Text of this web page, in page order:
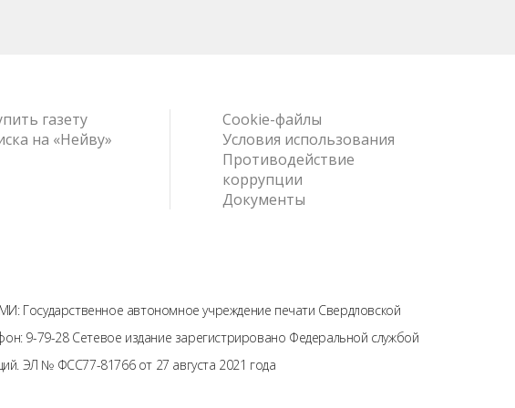
газету
на «Нейву»
Cookie-файлы
Условия использования
Противодействие
коррупции
Документы
Государственное автономное учреждение печати Свердловской
9-79-28 Сетевое издание зарегистрировано Федеральной службой
ЭЛ № ФСС77-81766 от 27 августа 2021 года